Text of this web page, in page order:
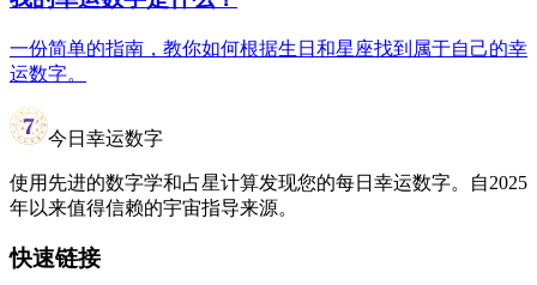
一份简单的指南，教你如何根据生日和星座找到属于自己的幸
运数字。
今日幸运数字
使用先进的数字学和占星计算发现您的每日幸运数字。自2025
年以来值得信赖的宇宙指导来源。
快速链接